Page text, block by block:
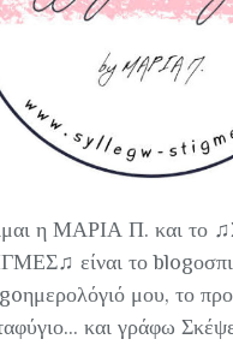
η ΜΑΡΙΑ Π. και το
είναι το
μου, το
και γράφω